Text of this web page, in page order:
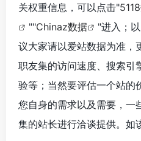
关权重信息，可以点击"
""Chinaz数据
"进入；
议大家请以爱站数据为准，
职友集的访问速度、搜索引
验等；当然要评估一个站的
您自身的需求以及需要，一
集的站长进行洽谈提供。如